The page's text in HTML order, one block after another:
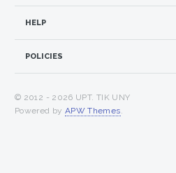
HELP
POLICIES
© 2012 - 2026 UPT. TIK UNY
Powered by APW Themes